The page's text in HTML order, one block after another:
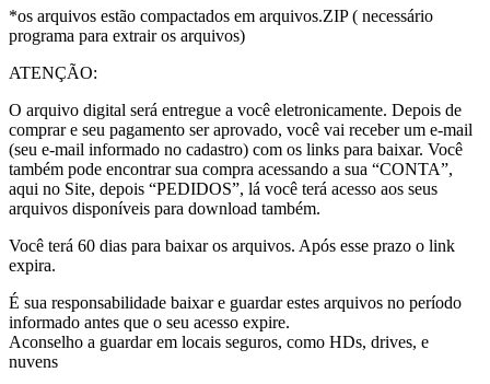
*os arquivos estão compactados em arquivos.ZIP ( necessário
programa para extrair os arquivos)
ATENÇÃO:
O arquivo digital será entregue a você eletronicamente. Depois de
comprar e seu pagamento ser aprovado, você vai receber um e-mail
(seu e-mail informado no cadastro) com os links para baixar. Você
também pode encontrar sua compra acessando a sua “CONTA”,
aqui no Site, depois “PEDIDOS”, lá você terá acesso aos seus
arquivos disponíveis para download também.
Você terá 60 dias para baixar os arquivos. Após esse prazo o link
expira.
É sua responsabilidade baixar e guardar estes arquivos no período
informado antes que o seu acesso expire.
Aconselho a guardar em locais seguros, como HDs, drives, e
nuvens